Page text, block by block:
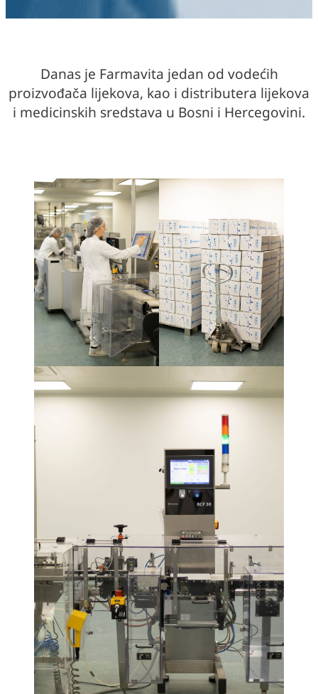
Danas je Farmavita jedan od vodećih
proizvođača lijekova, kao i distributera lijekova
i medicinskih sredstava u Bosni i Hercegovini.